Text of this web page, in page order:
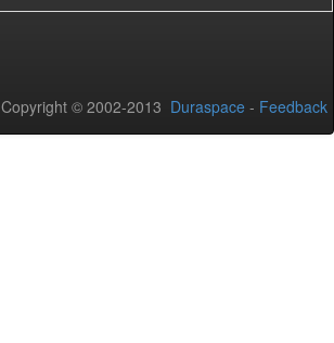
Copyright © 2002-2013 Duraspace - Feedback